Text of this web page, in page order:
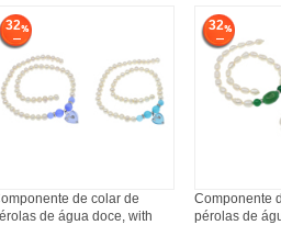
32
de colar de
de água doce, with
32
Componente
pérolas de